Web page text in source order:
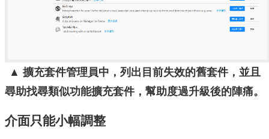
▲ 擴充套件管理員中，列出目前失效的舊套件，並且
尋助找尋類似功能擴充套件，幫助度過升級後的陣痛。
介面只能小幅調整